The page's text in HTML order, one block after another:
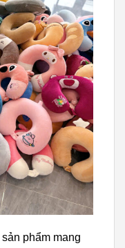
phẩm mang